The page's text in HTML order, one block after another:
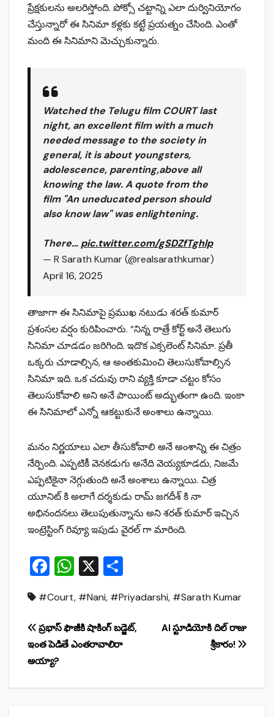
ప్రేక్షకులను అలరిస్తోంది. పోక్సో చట్టాన్ని ఎలా దుర్వినియోగం
చేస్తున్నారో ఈ సినిమా కళ్లకు కట్టే ప్రయత్నం చేసింది. ఎంతో
మంది ఈ సినిమాని మెచ్చుకున్నారు.
Watched the Telugu film COURT last
night, an excellent film with a much
needed message to the society in
general, it is about youngsters,
adolescence, parenting,above all
knowing the law. A quote from the
film "An uneducated person should
also know law" was enlightening.
There… pic.twitter.com/gSDZfTghlp
— R Sarath Kumar (@realsarathkumar)
April 16, 2025
తాజాగా ఈ సినిమాపై ప్రముఖ నటుడు శరత్ కుమార్
ప్రశంసల వర్షం కురిపించారు. “నిన్న రాత్రే కోర్ట్ అనే తెలుగు
సినిమా చూడడం జరిగింది. ఇదొక ఎక్సలెంట్ సినిమా. ప్రతీ
ఒక్కరు చూడాల్సిన, ఆ అంతకుమించి తెలుసుకోవాల్సిన
సినిమా ఇది. ఒక చదువు రాని వ్యక్తి కూడా చట్టం కోసం
తెలుసుకోవాలి అని అనే పాయింట్ అద్భుతంగా ఉంది. ఇంకా
ఈ సినిమాలో ఎన్నో ఆకట్టుకునే అంశాలు ఉన్నాయి.
మనం నిర్ణయాలు ఎలా తీసుకోవాలి అనే అంశాన్ని ఈ చిత్రం
నేర్పింది. ఎప్పటికీ వెనకడుగు అనేది వెయ్యకూడదు, నిజమే
ఎప్పటికైనా నెగ్గుతుంది అనే అంశాలు ఉన్నాయి. చిత్ర
యూనిట్ కి అలాగే దర్శకుడు రామ్ జగదీశ్ కి నా
అభినందనలు తెలుపుతున్నాను అని శరత్ కుమార్ ఇచ్చిన
ఇంట్రెస్టింగ్ రివ్యూ ఇపుడు వైరల్ గా మారింది.
F
c
e
b
o
o
W
at
s
A
p
X
ar
e
#Court, #Nani, #Priyadarshi, #Sarath Kumar
Post
navigation
AI స్టూడియోకి దిల్ రాజు
శ్రీకారం!
ప్రభాస్ ఫౌజీకి షాకింగ్ బడ్జెట్,
ఇంత పెడితే ఎంతరావాలిరా
అయ్యా?